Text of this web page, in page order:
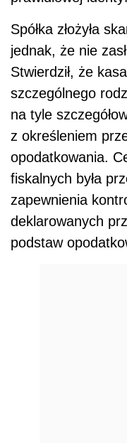
Spółka złożyła
jednak, że nie
Stwierdził, że
szczególnego
na tyle
z określeniem
opodatkowania.
fiskalnych była
zapewnienia
deklarowanych
podstaw